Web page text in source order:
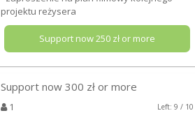
projektu reżysera
Support now250zł or more
Support now300 zł or more
1 Left: 9 / 10